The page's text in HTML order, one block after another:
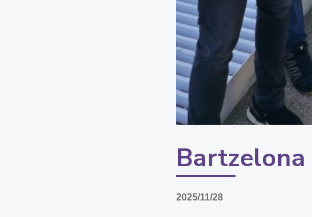
Bartzelona
2025/11/28